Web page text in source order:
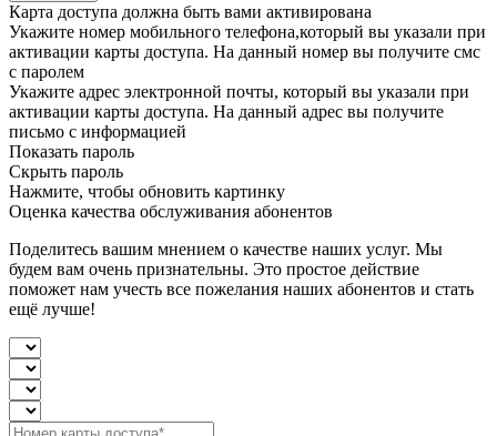
Карта доступа должна быть вами активирована
Укажите номер мобильного телефона,который вы указали при
активации карты доступа. На данный номер вы получите смс
с паролем
Укажите адрес электронной почты, который вы указали при
активации карты доступа. На данный адрес вы получите
письмо с информацией
Показать пароль
Скрыть пароль
Нажмите, чтобы обновить картинку
Оценка качества обслуживания абонентов
Поделитесь вашим мнением о качестве наших услуг. Мы
будем вам очень признательны. Это простое действие
поможет нам учесть все пожелания наших абонентов и стать
ещё лучше!